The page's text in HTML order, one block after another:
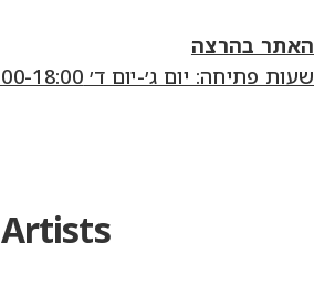
האתר בהרצה
שעות פתיחה: יום ג׳-יום ד׳ 13:00-18:00 | יום ה' 12:00-18:00 | יום ו׳ 10:00-14:00
Artists: